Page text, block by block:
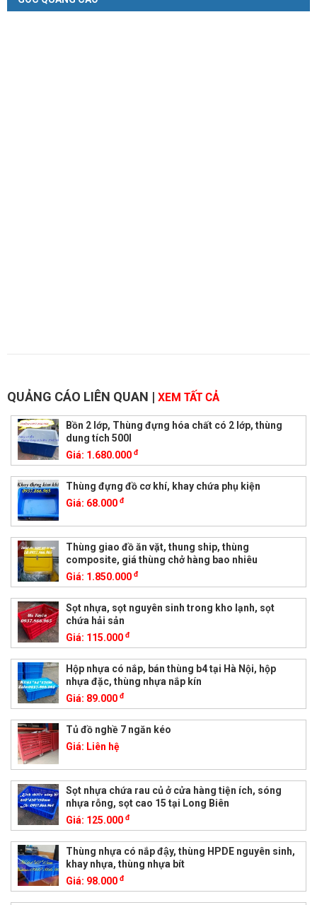
QUẢNG CÁO LIÊN QUAN | XEM TẤT CẢ
Bồn 2 lớp, Thùng đựng hóa chất có 2 lớp, thùng
dung tích 500l
Giá: 1.680.000 đ
Thùng đựng đồ cơ khí, khay chứa phụ kiện
Giá: 68.000 đ
Thùng giao đồ ăn vặt, thung ship, thùng
composite, giá thùng chở hàng bao nhiêu
Giá: 1.850.000 đ
Sọt nhựa, sọt nguyên sinh trong kho lạnh, sọt
chứa hải sản
Giá: 115.000 đ
Hộp nhựa có nắp, bán thùng b4 tại Hà Nội, hộp
nhựa đặc, thùng nhựa nắp kín
Giá: 89.000 đ
Tủ đồ nghề 7 ngăn kéo
Giá: Liên hệ
Sọt nhựa chứa rau củ ở cửa hàng tiện ích, sóng
nhựa rỗng, sọt cao 15 tại Long Biên
Giá: 125.000 đ
Thùng nhựa có nắp đậy, thùng HPDE nguyên sinh,
khay nhựa, thùng nhựa bít
Giá: 98.000 đ